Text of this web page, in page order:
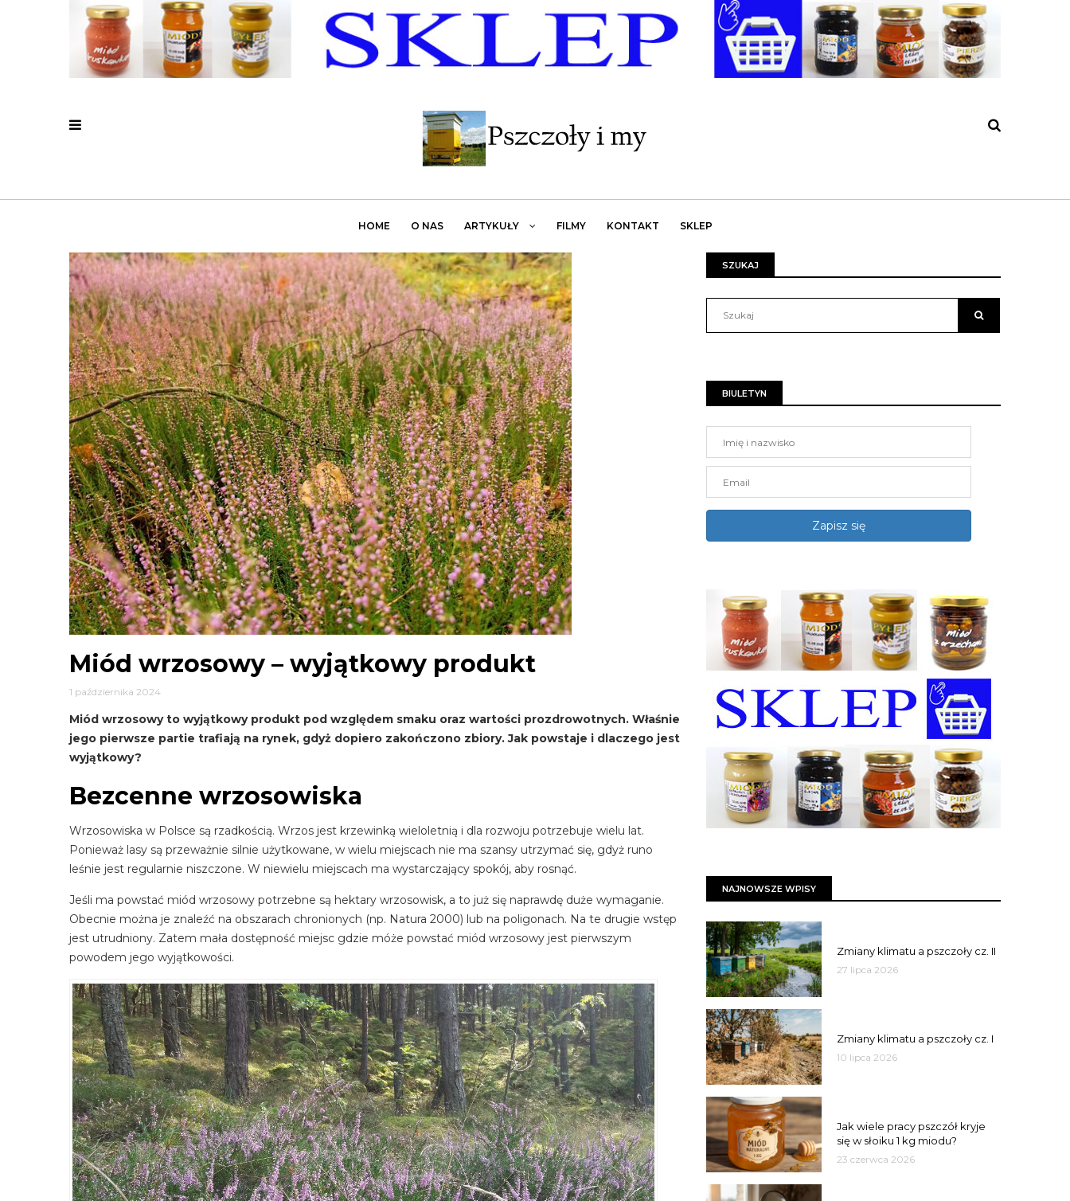
HOME O NAS ARTYKUŁY FILMY KONTAKT SKLEP
Miód wrzosowy – wyjątkowy produkt
1 października 2024
Miód wrzosowy to wyjątkowy produkt pod względem smaku oraz wartości prozdrowotnych. Właśnie
jego pierwsze partie trafiają na rynek, gdyż dopiero zakończono zbiory. Jak powstaje i dlaczego jest
wyjątkowy?
Bezcenne wrzosowiska
Wrzosowiska w Polsce są rzadkością. Wrzos jest krzewinką wieloletnią i dla rozwoju potrzebuje wielu lat.
Ponieważ lasy są przeważnie silnie użytkowane, w wielu miejscach nie ma szansy utrzymać się, gdyż runo
leśnie jest regularnie niszczone. W niewielu miejscach ma wystarczający spokój, aby rosnąć.
Jeśli ma powstać miód wrzosowy potrzebne są hektary wrzosowisk, a to już się naprawdę duże wymaganie.
Obecnie można je znaleźć na obszarach chronionych (np. Natura 2000) lub na poligonach. Na te drugie wstęp
jest utrudniony. Zatem mała dostępność miejsc gdzie móże powstać miód wrzosowy jest pierwszym
powodem jego wyjątkowości.
SZUKAJ
BIULETYN
NAJNOWSZE WPISY
Zmiany klimatu a pszczoły cz. II
27 lipca 2026
Zmiany klimatu a pszczoły cz. I
10 lipca 2026
Jak wiele pracy pszczół kryje
się w słoiku 1 kg miodu?
23 czerwca 2026